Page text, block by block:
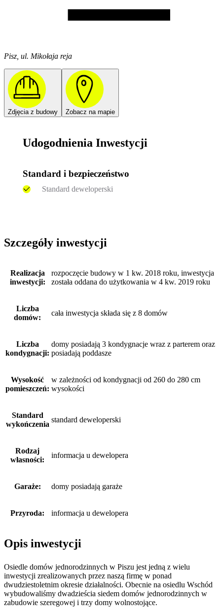
Pisz, ul. Mikołaja reja
Zdjęcia z budowy Zobacz na mapie
Udogodnienia Inwestycji
Standard i bezpieczeństwo
Standard deweloperski
Szczegóły inwestycji
Realizacja
inwestycji:
rozpoczęcie budowy w 1 kw. 2018 roku, inwestycja
została oddana do użytkowania w 4 kw. 2019 roku
Liczba
domów:
cała inwestycja składa się z 8 domów
Liczba
kondygnacji:
domy posiadają 3 kondygnacje wraz z parterem oraz
posiadają poddasze
Wysokość
pomieszczeń:
w zależności od kondygnacji od 260 do 280 cm
wysokości
Standard
wykończenia
standard deweloperski
Rodzaj
własności:
informacja u dewelopera
Garaże: domy posiadają garaże
Przyroda: informacja u dewelopera
Opis inwestycji
Osiedle domów jednorodzinnych w Piszu jest jedną z wielu
inwestycji zrealizowanych przez naszą firmę w ponad
dwudziestoletnim okresie działalności. Obecnie na osiedlu Wschód
wybudowaliśmy dwadzieścia siedem domów jednorodzinnych w
zabudowie szeregowej i trzy domy wolnostojące.